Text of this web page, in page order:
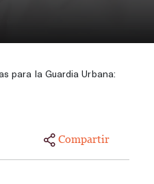
para la Guardia Urbana:
Compartir